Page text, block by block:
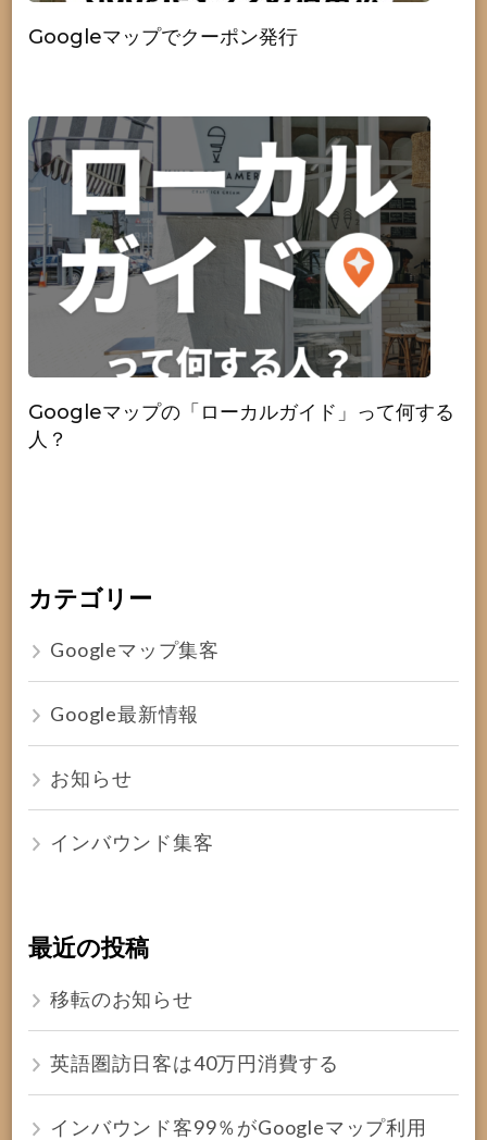
Googleマップでクーポン発行
Googleマップの「ローカルガイド」って何する
人？
カテゴリー
Googleマップ集客
Google最新情報
お知らせ
インバウンド集客
最近の投稿
移転のお知らせ
英語圏訪日客は40万円消費する
インバウンド客99％がGoogleマップ利用